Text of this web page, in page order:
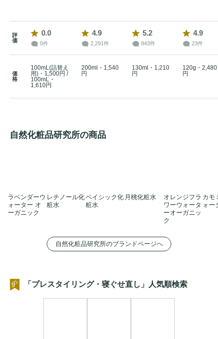
評
価
0.0
0件
4.9
2,291件
5.2
843件
4.9
23件
価
格
100mL(詰替え
用)・1,500円 /
100mL・
1,610円
200ml・1,540
円
130ml・1,210
円
120g・2,480
円
自然化粧品研究所の商品
ラベンダーウ
ォーター オ
ーガニック
レチノール化
粧水
ベイシック化
粧水
月桃化粧水
オレンジフラ
ワーウォータ
ーオーガニッ
ク
カモ
ォー
自然化粧品研究所のブランドページへ
「プレスタイリング・寝ぐせ直し」人気順検索